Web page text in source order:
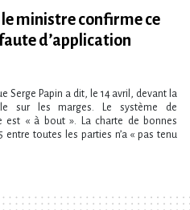
le ministre confirme ce
d’application
Serge Papin a dit, le 14 avril, devant la
sur les marges. Le système de
est « à bout ». La charte de bonnes
entre toutes les parties n​‌’a « pas tenu